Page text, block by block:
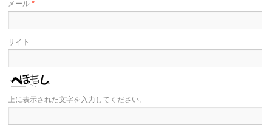
メール*
サイト
上に表示された文字を入力してください。